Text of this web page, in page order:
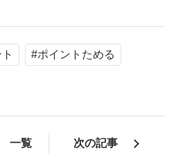
#ポイントためる
一覧 次の記事